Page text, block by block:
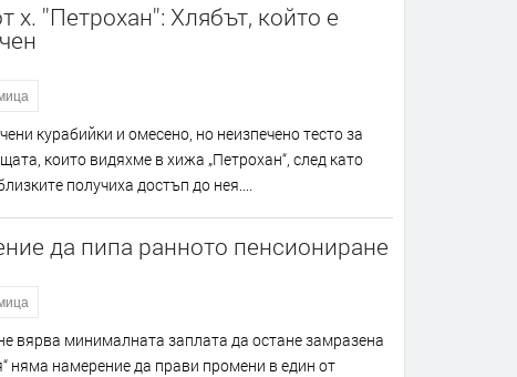
х. ''Петрохан'': Хлябът, който е
курабийки и омесено, но неизпечено тесто за
които видяхме в хижа „Петрохан“, след като
получиха достъп до нея....
да пипа ранното пенсиониране
вярва минималната заплата да остане замразена
няма намерение да прави промени в един от